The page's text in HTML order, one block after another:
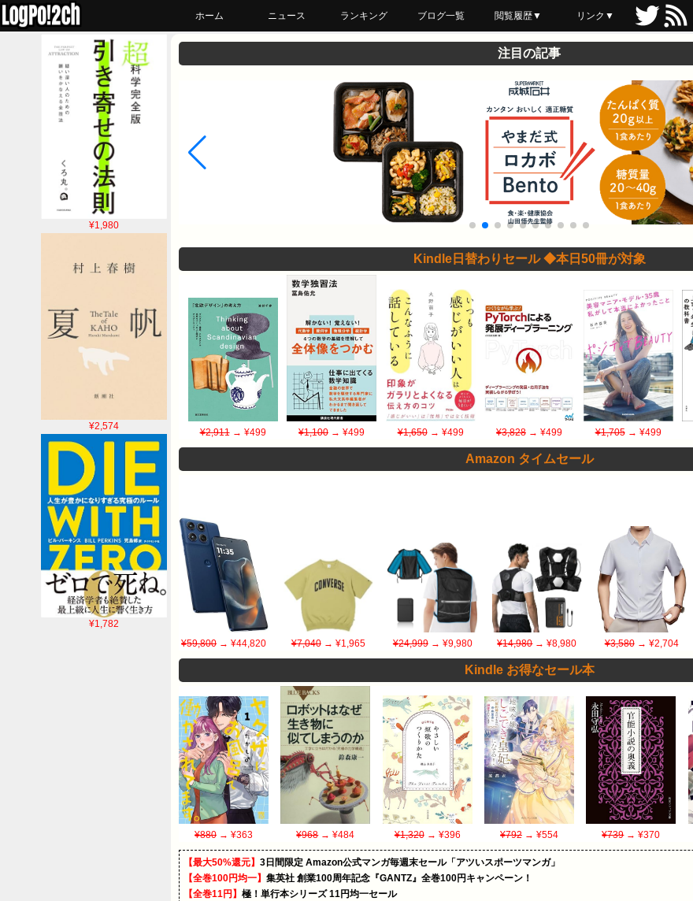
ホーム ニュース ランキング ブログ一覧 閲覧履歴▼
最近読んだ
あとで読む
ブックマーク
リンク▼
¥1,980
¥2,574
¥1,782
注目の記事
Kindle日替わりセール ◆本日50冊が対象
¥2,911→ ¥499 ¥1,100 → ¥499 ¥1,650→ ¥499 ¥3,828 → ¥499 ¥1,705→ ¥499
Amazon タイムセール
¥59,800 → ¥44,820 ¥7,040→ ¥1,965 ¥24,999→ ¥9,980 ¥14,980→ ¥8,980 ¥3,580→ ¥2,704
Kindle お得なセール本
¥880 → ¥363 ¥968→ ¥484 ¥1,320→ ¥396 ¥792→ ¥554 ¥739→ ¥370
【最大50%還元】 3日間限定 Amazon公式マンガ毎週末セール「アツいスポーツマンガ」
【全巻100円均一】 集英社 創業100周年記念『GANTZ』全巻100円キャンペーン！
【全巻11円】 極！単行本シリーズ 11円均一セール